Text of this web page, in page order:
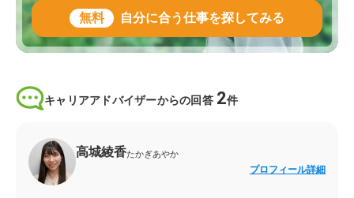
無料 自分に合う仕事を探してみる
キャリアアドバイザーからの回答 2件
高城綾香たかぎあやか
プロフィール詳細